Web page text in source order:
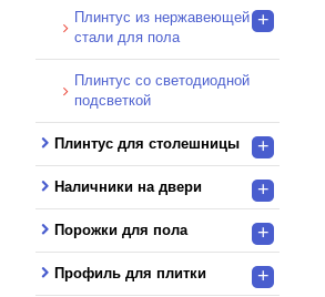
Плинтус из нержавеющей
стали для пола
+
Плинтус со светодиодной
подсветкой
Плинтус для столешницы +
Наличники на двери +
Порожки для пола +
Профиль для плитки +